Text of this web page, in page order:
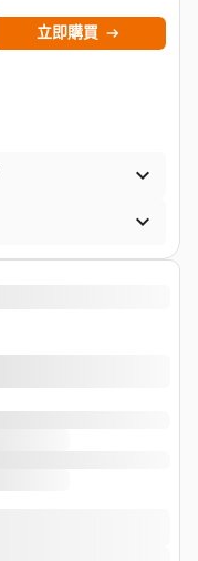
立即購買 

